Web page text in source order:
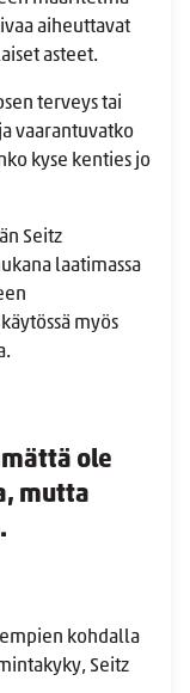
aiheuttavat
asteet.
terveys tai
vaarantuvatko
kyse kenties jo
Seitz
laatimassa
myös
ole
mutta
kohdalla
Seitz